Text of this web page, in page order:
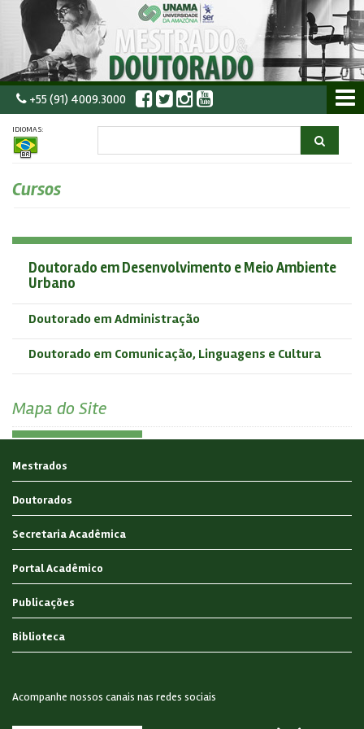
+55 (91) 4009.3000
IDIOMAS:
Cursos
Doutorado em Desenvolvimento e Meio Ambiente
Urbano
Doutorado em Administração
Doutorado em Comunicação, Linguagens e Cultura
Mapa do Site
Mestrados
Doutorados
Secretaria Acadêmica
Portal Acadêmico
Publicações
Biblioteca
Acompanhe nossos canais nas redes sociais